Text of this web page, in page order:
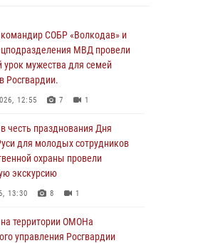
СОБР «Волкодав» и
МВД провели
урок мужества для семей
Росгвардии.
12:55 7 1
честь празднования Дня
для молодых сотрудников
охраны провели
экскурсию
13:30 8 1
территории ОМОНа
управления Росгвардии